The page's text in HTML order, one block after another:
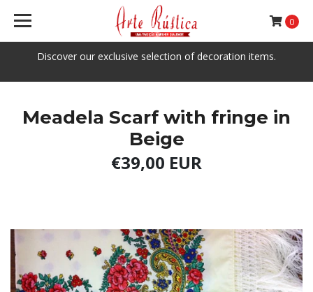
Discover our exclusive selection of decoration items.
0
Meadela Scarf with fringe in
Beige
€39,00 EUR